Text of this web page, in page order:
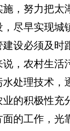
施，努力把太
，尽早实现城
建设必须及时
说，农村生活
水处理技术，
业的积极性充
面的工作，光